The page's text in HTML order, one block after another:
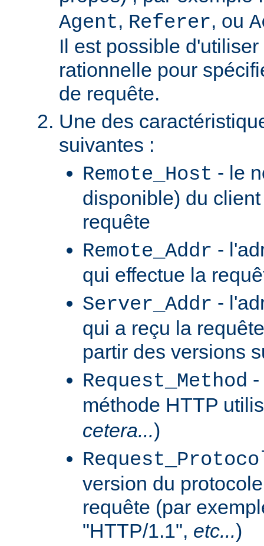
Agent, Referer, ou
Il est possible
rationnelle pour
de requête.
Une des
suivantes :
Remote_Host - le
disponible) du
requête
Remote_Addr -
qui effectue la
Server_Addr -
qui a reçu la
partir des versions
Request_Method
méthode HTTP
cetera...)
version du
requête (par
"HTTP/1.1", etc...)